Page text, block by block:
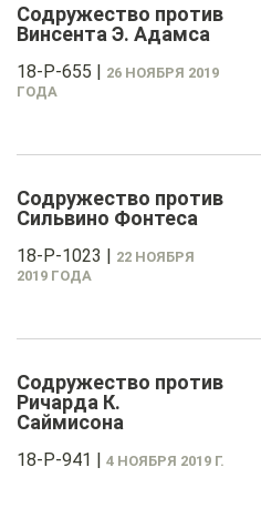
Содружество против
Винсента Э. Адамса
18-P-655 | 26 НОЯБРЯ 2019
ГОДА
Содружество против
Сильвино Фонтеса
18-P-1023 | 22 НОЯБРЯ
2019 ГОДА
Содружество против
Ричарда К.
Саймисона
18-P-941 | 4 НОЯБРЯ 2019 Г.